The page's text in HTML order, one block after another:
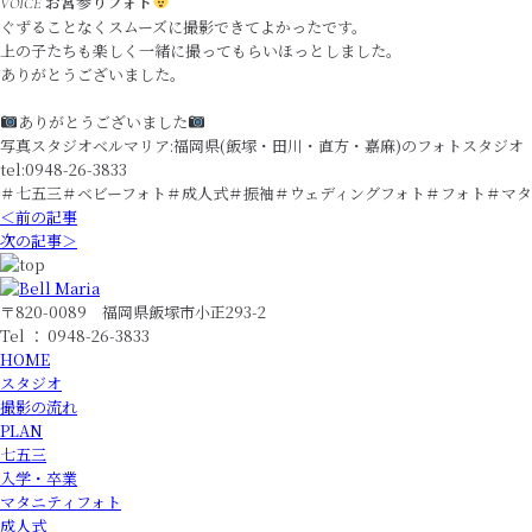
ぐずることなくスムーズに撮影できてよかったです。
上の子たちも楽しく一緒に撮ってもらいほっとしました。
ありがとうございました。
ありがとうございました
写真スタジオベルマリア:福岡県(飯塚・田川・直方・嘉麻)のフォトスタジオ
tel:0948-26-3833
＃七五三＃ベビーフォト＃成人式＃振袖＃ウェディングフォト＃フォト＃マ
＜前の記事
次の記事＞
〒820-0089 福岡県飯塚市小正293-2
Tel ： 0948-26-3833
HOME
スタジオ
撮影の流れ
PLAN
七五三
入学・卒業
マタニティフォト
成人式